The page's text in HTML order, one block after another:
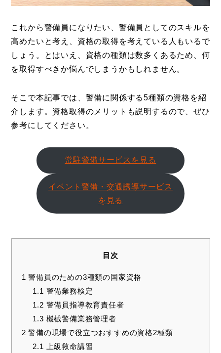
これから警備員になりたい、警備員としてのスキルを
高めたいと考え、資格の取得を考えている人もいるで
しょう。とはいえ、資格の種類は数多くあるため、何
を取得すべきか悩んでしまうかもしれません。
そこで本記事では、警備に関係する5種類の資格を紹
介します。資格取得のメリットも説明するので、ぜひ
参考にしてください。
常駐警備サービスを見る
イベント警備・交通誘導サービス
を見る
目次
1 警備員のための3種類の国家資格
1.1 警備業務検定
1.2 警備員指導教育責任者
1.3 機械警備業務管理者
2 警備の現場で役立つおすすめの資格2種類
2.1
上級救命講習